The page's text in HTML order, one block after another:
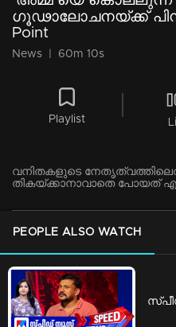
ഗൂഢാലോചനയ്ക്ക്
Point
News 60m 10s
Playlist
വനിതകളുടെ
തികയ്ക്കാനാവാതെ പോയത്
PEOPLE ALSO WATCH